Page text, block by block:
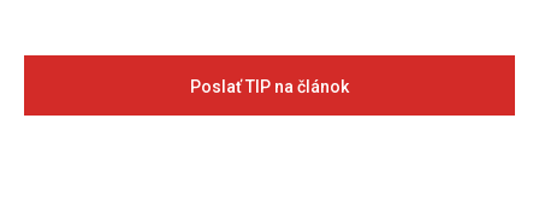
Poslať TIP na článok